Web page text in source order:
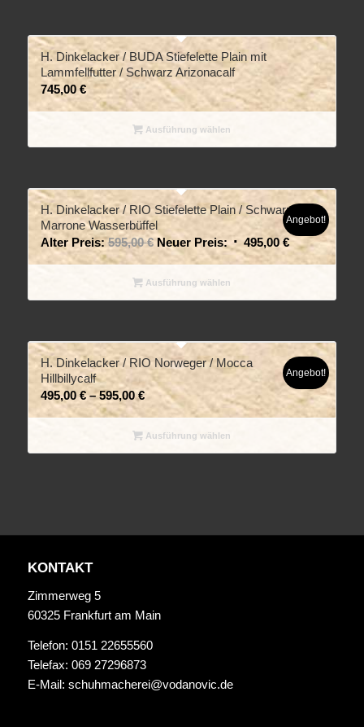
H. Dinkelacker / BUDA Stiefelette Plain mit
Lammfellfutter / Schwarz Arizonacalf
745,00 €
Ausführung wählen
H. Dinkelacker / RIO Stiefelette Plain / Schwarz-
Marrone Wasserbüffel
Alter Preis: 595,00€ Neuer Preis: 495,00 €
Angebot!
Ausführung wählen
H. Dinkelacker / RIO Norweger / Mocca
Hillbillycalf
495,00 €–595,00€
Angebot!
Ausführung wählen
KONTAKT
Zimmerweg 5
60325 Frankfurt am Main
Telefon: 0151 22655560
Telefax: 069 27296873
E-Mail: schuhmacherei@vodanovic.de